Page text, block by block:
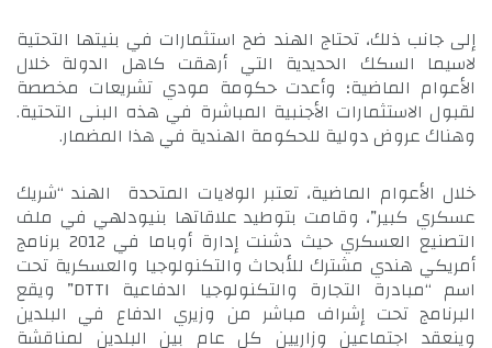
إلى جانب ذلك، تحتاج الهند ضح استثمارات في بنيتها التحتية
لاسيما السكك الحديدية التي أرهقت كاهل الدولة خلال
الأعوام الماضية؛ وأعدت حكومة مودي تشريعات مخصصة
لقبول الاستثمارات الأجنبية المباشرة في هذه البنى التحتية.
وهناك عروض دولية للحكومة الهندية في هذا المضمار.
خلال الأعوام الماضية، تعتبر الولايات المتحدة الهند “شريك
عسكري كبير”، وقامت بتوطيد علاقاتها بنيودلهي في ملف
التصنيع العسكري حيث دشنت إدارة أوباما في 2012 برنامج
أمريكي هندي مشترك للأبحاث والتكنولوجيا والعسكرية تحت
اسم “مبادرة التجارة والتكنولوجيا الدفاعية DTTI” ويقع
البرنامج تحت إشراف مباشر من وزيري الدفاع في البلدين
وينعقد اجتماعين وزاريين كل عام بين البلدين لمناقشة